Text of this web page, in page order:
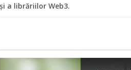
și a librăriilor Web3.